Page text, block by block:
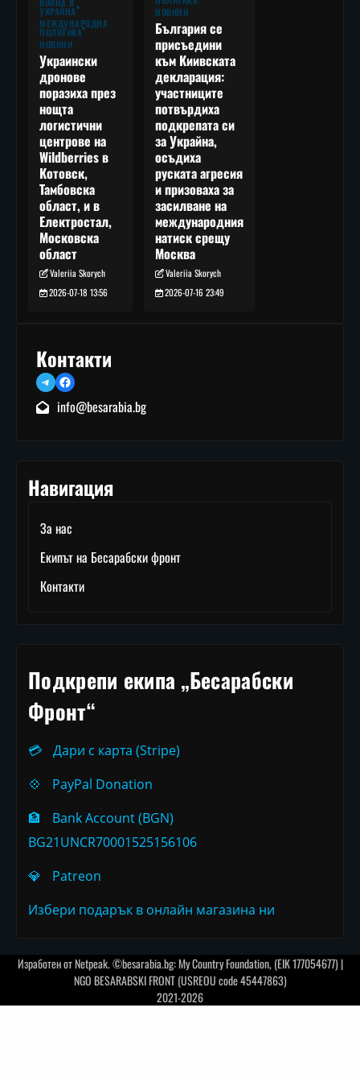
ВОЙНА В
УКРАЙНА
МЕЖДУНАРОДНА
ПОЛИТИКА
НОВИНИ
Украински
дронове
поразиха през
нощта
логистични
центрове на
Wildberries в
Котовск,
Тамбовска
област, и в
Електростал,
Московска
област
Valeriia Skorych
2026-07-18 13:56
НОВИНИ
България се
присъедини
към Киивската
декларация:
участниците
потвърдиха
подкрепата си
за Украйна,
осъдиха
руската агресия
и призоваха за
засилване на
международния
натиск срещу
Москва
Valeriia Skorych
2026-07-16 23:49
Контакти
TelegramFacebook
info@besarabia.bg
Навигация
За нас
Екипът на Бесарабски фронт
Контакти
Подкрепи екипа „Бесарабски
Фронт“
💳
Дари с карта (Stripe)
💠
PayPal Donation
🏦
Bank Account (BGN)
BG21UNCR70001525156106
💎
Patreon
Избери подарък в онлайн магазина ни
Изработен отNetpeak. ©besarabia.bg: My Country Foundation, (EIK 177054677) |
NGO BESARABSKI FRONT (USREOU code 45447863)
2021-2026